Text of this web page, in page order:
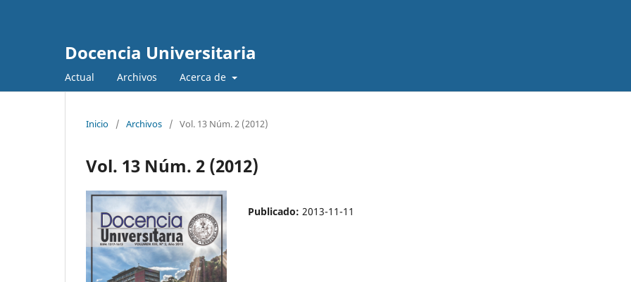
Docencia Universitaria
Actual Archivos Acerca de
Inicio / Archivos / Vol. 13 Núm. 2 (2012)
Vol. 13 Núm. 2 (2012)
Publicado: 2013-11-11